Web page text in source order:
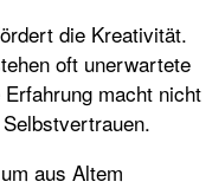
die Kreativität.
oft unerwartete
macht nicht
aus Altem